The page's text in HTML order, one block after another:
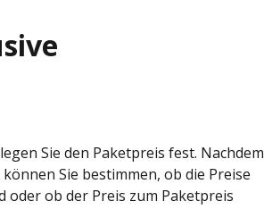
Sie den Paketpreis fest. Nachdem
Sie bestimmen, ob die Preise
ob der Preis zum Paketpreis